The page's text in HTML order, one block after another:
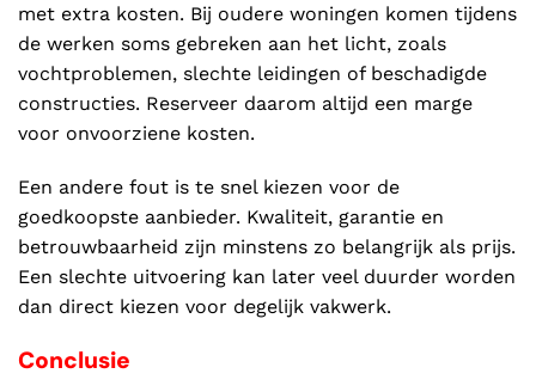
met extra kosten. Bij oudere woningen komen tijdens
de werken soms gebreken aan het licht, zoals
vochtproblemen, slechte leidingen of beschadigde
constructies. Reserveer daarom altijd een marge
voor onvoorziene kosten.
Een andere fout is te snel kiezen voor de
goedkoopste aanbieder. Kwaliteit, garantie en
betrouwbaarheid zijn minstens zo belangrijk als prijs.
Een slechte uitvoering kan later veel duurder worden
dan direct kiezen voor degelijk vakwerk.
Conclusie